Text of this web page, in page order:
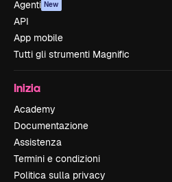
Agenti New
API
App mobile
Tutti gli strumenti Magnific
Inizia
Academy
Documentazione
Assistenza
Termini e condizioni
Politica sulla privacy